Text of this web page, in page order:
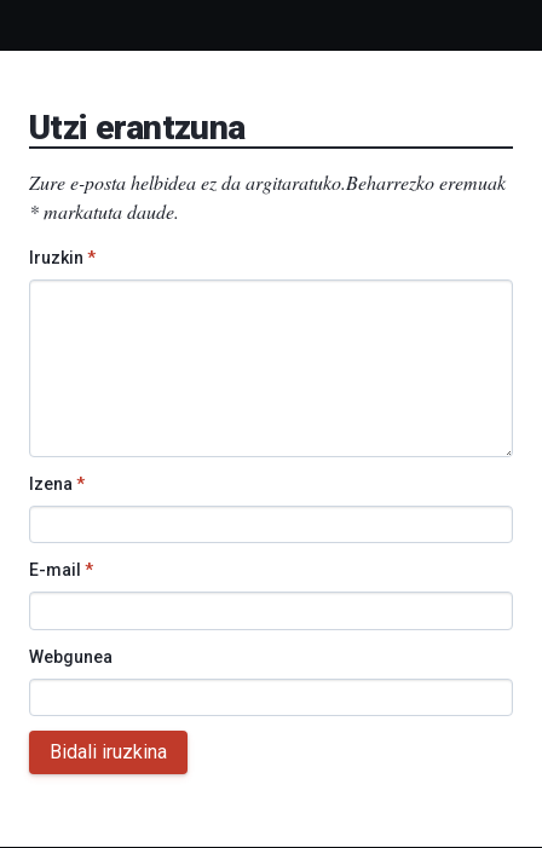
Utzi erantzuna
Zure e-posta helbidea ez da argitaratuko.Beharrezko eremuak
*markatuta daude.
Iruzkin *
Izena *
E-mail *
Webgunea
Bidali iruzkina